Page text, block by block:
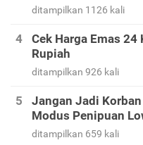
ditampilkan 1126 kali
Cek Harga Emas
Rupiah
ditampilkan 926 kali
Jangan Jadi
Modus Penipuan
ditampilkan 659 kali